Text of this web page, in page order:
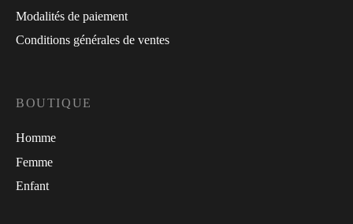
Modalités de paiement
Conditions générales de ventes
BOUTIQUE
Homme
Femme
Enfant